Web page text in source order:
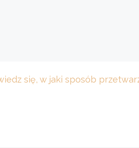
się, w jaki sposób